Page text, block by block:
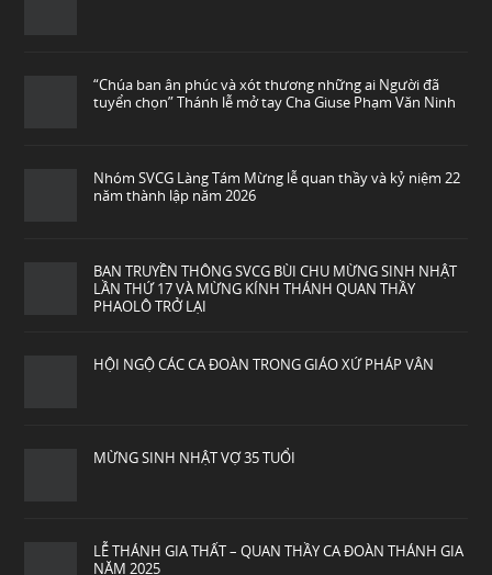
“Chúa ban ân phúc và xót thương những ai Người đã
tuyển chọn” Thánh lễ mở tay Cha Giuse Phạm Văn Ninh
Nhóm SVCG Làng Tám Mừng lễ quan thầy và kỷ niệm 22
năm thành lập năm 2026
BAN TRUYỀN THÔNG SVCG BÙI CHU MỪNG SINH NHẬT
LẦN THỨ 17 VÀ MỪNG KÍNH THÁNH QUAN THẦY
PHAOLÔ TRỞ LẠI
HỘI NGỘ CÁC CA ĐOÀN TRONG GIÁO XỨ PHÁP VÂN
MỪNG SINH NHẬT VỢ 35 TUỔI
LỄ THÁNH GIA THẤT – QUAN THẦY CA ĐOÀN THÁNH GIA
NĂM 2025